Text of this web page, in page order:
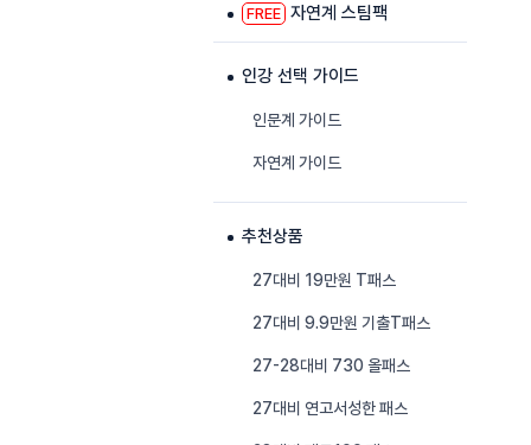
FREE 자연계 스팀팩
인강 선택 가이드
인문계 가이드
자연계 가이드
추천상품
27대비 19만원 T패스
27대비 9.9만원 기출T패스
27-28대비 730 올패스
27대비 연고서성한 패스